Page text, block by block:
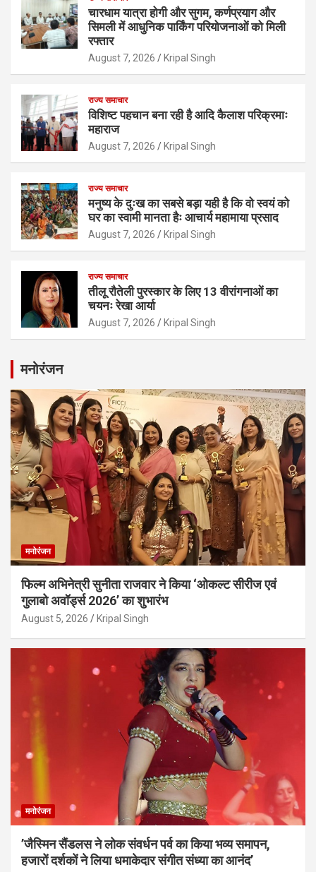
चारधाम यात्रा होगी और सुगम, कर्णप्रयाग और
सिमली में आधुनिक पार्किंग परियोजनाओं को मिली
रफ्तार
August 7, 2026 Kripal Singh
राज्य समाचार
विशिष्ट पहचान बना रही है आदि कैलाश परिक्रमाः
महाराज
August 7, 2026 Kripal Singh
राज्य समाचार
मनुष्य के दुःख का सबसे बड़ा यही है कि वो स्वयं को
घर का स्वामी मानता हैः आचार्य महामाया प्रसाद
August 7, 2026 Kripal Singh
राज्य समाचार
तीलू रौतेली पुरस्कार के लिए 13 वीरांगनाओं का
चयनः रेखा आर्या
August 7, 2026 Kripal Singh
मनोरंजन
मनोरंजन
फिल्म अभिनेत्री सुनीता राजवार ने किया ‘ओकल्ट सीरीज एवं
गुलाबो अवॉर्ड्स 2026’ का शुभारंभ
August 5, 2026 Kripal Singh
मनोरंजन
’जैस्मिन सैंडलस ने लोक संवर्धन पर्व का किया भव्य समापन,
हजारों दर्शकों ने लिया धमाकेदार संगीत संध्या का आनंद’